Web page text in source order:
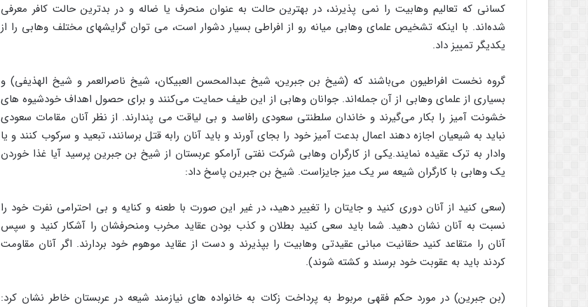
کسانی که تعالیم وهابیت را نمی پذیرند، در بهترین حالت به عنوان منحرف یا ضاله و در بدترین حالت کافر معرفی
شده‌اند. با اینکه تشخیص علمای وهابی میانه رو از افراطی بسیار دشوار است، می توان گرایشهای مختلف وهابی را از
یکدیگر تمییز داد.
گروه نخست افراطیون می‌باشند که (شیخ بن جبرین، شیخ عبدالمحسن العبیکان، شیخ ناصرالعمر و شیخ الهذیفی) و
بسیاری از علمای وهابی از آن جمله‌اند. جوانان وهابی از این طیف حمایت می‌کنند و برای حصول اهداف خودشیوه های
خشونت آمیز را بکار می‌گیرند و خاندان سلطنتی سعودی رافاسد و بی لیاقت می پندارند. از نظر آنان مقامات سعودی
نباید به شیعیان اجازه دهند اعمال بدعت آمیز خود را بجای آورند و باید آنان رابه قتل برسانند، تبعید و سرکوب کنند و یا
وادار به ترک عقیده نمایند.یکی از کارگران وهابی شرکت نفتی آرامکو عربستان از شیخ بن جبرین پرسید آیا غذا خوردن
یک وهابی با کارگران شیعه سر یک میز جایزاست. شیخ بن جبرین پاسخ داد:
(سعی کنید از آنان دوری کنید و جایتان را تغییر دهید، در غیر این صورت با طعنه و کنایه و بی احترامی نفرت خود را
نسبت به آنان نشان دهید. شما باید سعی کنید بطلان و کذب بودن عقاید مخرب ومنحرفشان را آشکار کنید و سپس
آنان را متقاعد کنید حقانیت مبانی عقیدتی وهابیت را بپذیرند و دست از عقاید موهوم خود بردارند. اگر آنان مقاومت
کردند باید به عقوبت خود برسند و کشته شوند).
(بن جبرین) در مورد حکم فقهی مربوط به پرداخت زکات به خانواده های نیازمند شیعه در عربستان خاطر نشان کرد: